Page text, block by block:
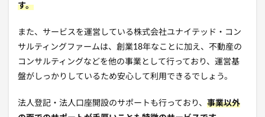
す。
また、サービスを運営している株式会社ユナイテッド・コン
サルティングファームは、創業18年なことに加え、不動産の
コンサルティングなどを他の事業として行っており、運営基
盤がしっかりしているため安心して利用できるでしょう。
法人登記・法人口座開設のサポートも行っており、 事業以外